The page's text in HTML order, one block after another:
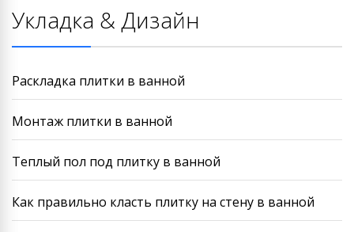
Укладка & Дизайн
Раскладка плитки в ванной
Монтаж плитки в ванной
Теплый пол под плитку в ванной
Как правильно класть плитку на стену в ванной